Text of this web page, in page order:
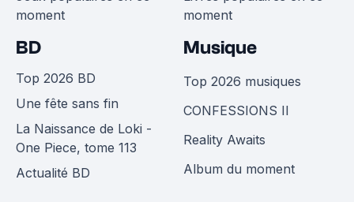
moment
moment
BD
Top 2026 BD
Une fête sans fin
La Naissance de Loki -
One Piece, tome 113
Actualité BD
Musique
Top 2026 musiques
CONFESSIONS II
Reality Awaits
Album du moment